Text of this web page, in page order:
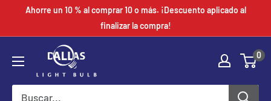
Ahorre un 10 % al comprar 10 o más. ¡Descuento aplicado al
finalizar la compra!
0